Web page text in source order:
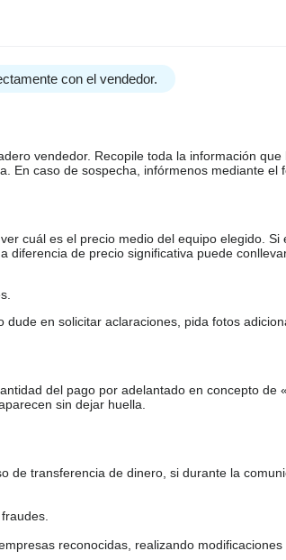
con el vendedor.
vendedor. Recopile toda la información
En caso de sospecha, infórmenos mediante el
cuál es el precio medio del equipo elegido. Si
de precio significativa puede
en solicitar aclaraciones, pida fotos
del pago por adelantado en concepto de
sin dejar huella.
de transferencia de dinero, si durante la
reconocidas, realizando